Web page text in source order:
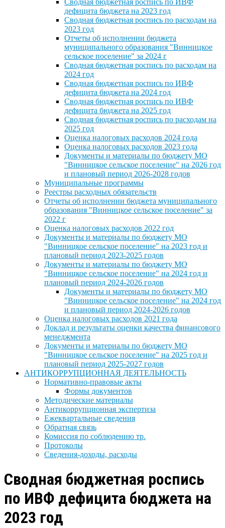
Сводная бюджетная роспись по ИВФ
дефицита бюджета на 2023 год
Сводная бюджетная роспись по расходам на
2023 год
Отчеты об исполнении бюджета
муниципального образования "Винницкое
сельское поселение" за 2024 г
Сводная бюджетная роспись по расходам на
2024 год
Сводная бюджетная роспись по ИВФ
дефицита бюджета на 2024 год
Сводная бюджетная роспись по ИВФ
дефицита бюджета на 2025 год
Сводная бюджетная роспись по расходам на
2025 год
Оценка налоговых расходов 2024 года
Оценка налоговых расходов 2023 года
Документы и материалы по бюджету МО
"Винницкое сельское поселение" на 2026 год
и плановый период 2026-2028 годов
Муниципальные программы
Реестры расходных обязательств
Отчеты об исполнении бюджета муниципального
образования "Винницкое сельское поселение" за
2022 г
Оценка налоговых расходов 2022 год
Документы и материалы по бюджету МО
"Винницкое сельское поселение" на 2023 год и
плановый период 2023-2025 годов
Документы и материалы по бюджету МО
"Винницкое сельское поселение" на 2024 год и
плановый период 2024-2026 годов
Документы и материалы по бюджету МО
"Винницкое сельское поселение" на 2024 год
и плановый период 2024-2026 годов
Оценка налоговых расходов 2021 года
Доклад и результаты оценки качества финансового
менеджмента
Документы и материалы по бюджету МО
"Винницкое сельское поселение" на 2025 год и
плановый период 2025-2027 годов
АНТИКОРРУПЦИОННАЯ ДЕЯТЕЛЬНОСТЬ
Нормативно-правовые акты
Формы документов
Методические материалы
Антикоррупционная экспертиза
Ежеквартальные сведения
Обратная связь
Комиссия по соблюдению тр.
Протоколы
Сведения-доходы, расходы
Сводная бюджетная роспись
по ИВФ дефицита бюджета на
2023 год